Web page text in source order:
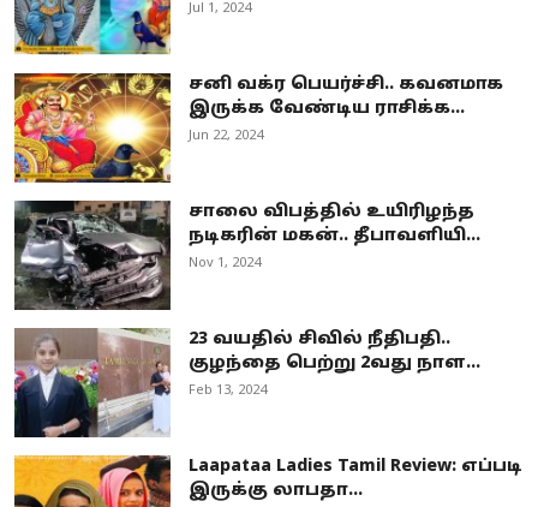
Jul 1, 2024
சனி வக்ர பெயர்ச்சி.. கவனமாக
இருக்க வேண்டிய ராசிக்க...
Jun 22, 2024
சாலை விபத்தில் உயிரிழந்த
நடிகரின் மகன்.. தீபாவளியி...
Nov 1, 2024
23 வயதில் சிவில் நீதிபதி..
குழந்தை பெற்று 2வது நாள...
Feb 13, 2024
Laapataa Ladies Tamil Review: எப்படி
இருக்கு லாபதா...